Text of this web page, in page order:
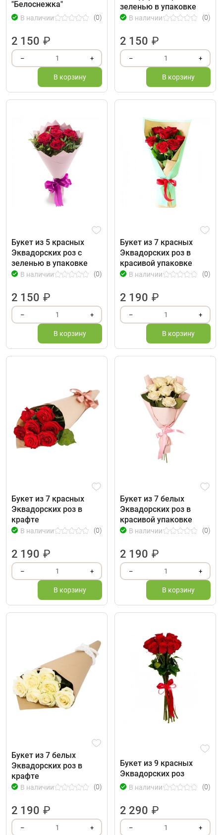
"Белоснежка"
В наличии (0)
2 150 ₽
– 1 +
В корзину
зеленью в упаковке
В наличии (0)
2 150 ₽
– 1 +
В корзину
Букет из 5 красных
Эквадорских роз с
зеленью в упаковке
В наличии (0)
2 150 ₽
– 1 +
В корзину
Букет из 7 красных
Эквадорских роз в
красивой упаковке
В наличии (0)
2 190 ₽
– 1 +
В корзину
Букет из 7 красных
Эквадорских роз в
крафте
В наличии (0)
2 190 ₽
– 1 +
В корзину
Букет из 7 белых
Эквадорских роз в
красивой упаковке
В наличии (0)
2 190 ₽
– 1 +
В корзину
Букет из 7 белых
Эквадорских роз в
крафте
В наличии (0)
2 190 ₽
– 1 +
Букет из 9 красных
Эквадорских роз
В наличии (0)
2 290 ₽
– 1 +